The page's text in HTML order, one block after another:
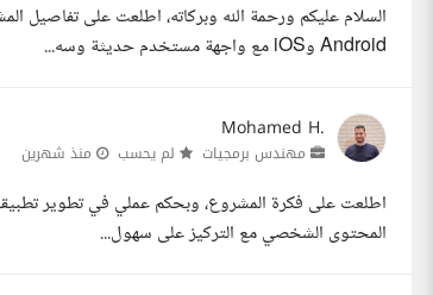
السلام عليكم ورحمة الله وبركاته، اطلعت على
Android وiOS مع واجهة مستخدم حديثة وسه...
Mohamed H.
مهندس برمجيات لم يحسب منذ شهرين
المحتوى الشخصي مع التركيز على سهول...